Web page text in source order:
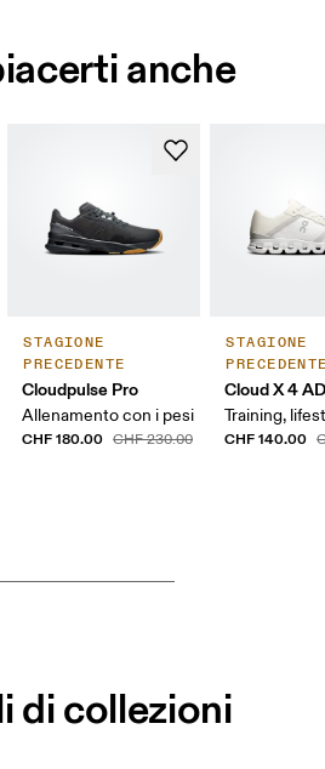
anche
STAGIONE
PRECEDENTE
Cloudpulse Pro
Allenamento con i pesi
CHF 180.00 CHF 230.00
STAGIONE
Cloud X 4
Training,
CHF 140.00
di collezioni